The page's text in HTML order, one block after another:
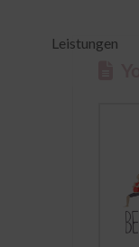
Leistungen